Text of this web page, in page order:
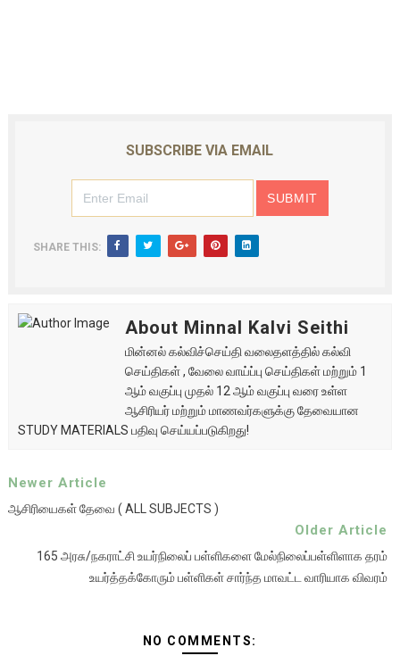
SUBSCRIBE VIA EMAIL
SHARE THIS:
About Minnal Kalvi Seithi
மின்னல் கல்விச்செய்தி வலைதளத்தில் கல்வி
செய்திகள் , வேலை வாய்ப்பு செய்திகள் மற்றும் 1
ஆம் வகுப்பு முதல் 12 ஆம் வகுப்பு வரை உள்ள
ஆசிரியர் மற்றும் மாணவர்களுக்கு தேவையான
STUDY MATERIALS பதிவு செய்யப்படுகிறது!
Newer Article
ஆசிரியைகள் தேவை ( ALL SUBJECTS )
Older Article
165 அரசு/நகராட்சி உயர்நிலைப் பள்ளிகளை மேல்நிலைப்பள்ளிளாக தரம்
உயர்த்தக்கோரும் பள்ளிகள் சார்ந்த மாவட்ட வாரியாக விவரம்
NO COMMENTS: